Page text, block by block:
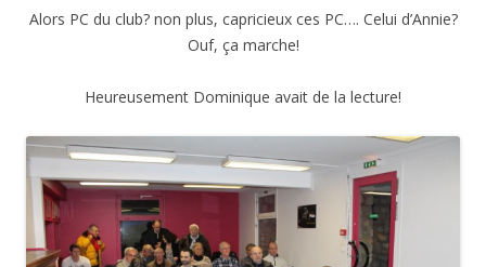
Alors PC du club? non plus, capricieux ces PC…. Celui d’Annie?
Ouf, ça marche!
Heureusement Dominique avait de la lecture!